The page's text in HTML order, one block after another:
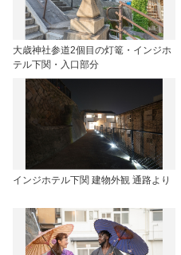
大歳神社参道2個目の灯篭・インジホ
テル下関・入口部分
インジホテル下関 建物外観 通路より